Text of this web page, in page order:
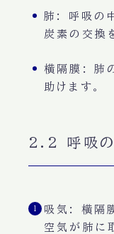
肺 : 呼吸の
炭素の交換
横隔膜 : 肺
助けます。
2.2 呼吸の
吸気 : 横隔
空気が肺に